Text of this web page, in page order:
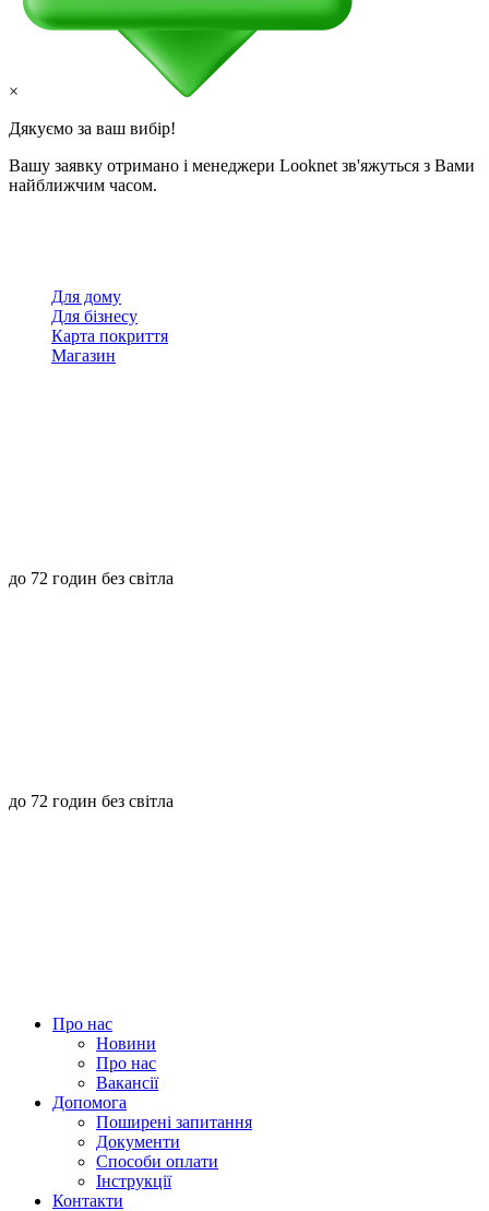
×
Дякуємо за ваш вибір!
Вашу заявку отримано і менеджери Looknet зв'яжуться з Вами
найближчим часом.
Для дому
Для бізнесу
Карта покриття
Магазин
до 72 годин без світла
до 72 годин без світла
Про нас
Новини
Про нас
Вакансії
Допомога
Поширені запитання
Документи
Способи оплати
Інструкції
Контакти